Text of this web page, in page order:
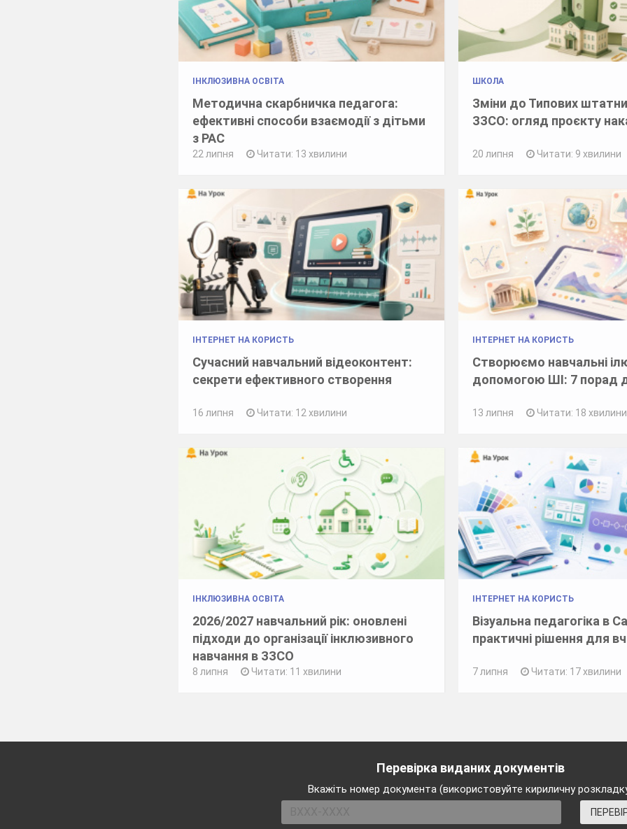
ІНКЛЮЗИВНА ОСВІТА
Методична скарбничка педагога:
ефективні способи взаємодії з дітьми
з РАС
22 липня Читати: 13 хвилини
ШКОЛА
Зміни до Типових
ЗЗСО: огляд проєкту
20 липня Читати: 9 хвилини
ІНТЕРНЕТ НА КОРИСТЬ
Сучасний навчальний відеоконтент:
секрети ефективного створення
16 липня Читати: 12 хвилини
ІНТЕРНЕТ НА КОРИСТЬ
Створюємо навчальні
допомогою ШІ: 7 порад
13 липня Читати: 18 хвилини
ІНКЛЮЗИВНА ОСВІТА
2026/2027 навчальний рік: оновлені
підходи до організації інклюзивного
навчання в ЗЗСО
8 липня Читати: 11 хвилини
ІНТЕРНЕТ НА КОРИСТЬ
Візуальна педагогіка в
практичні рішення для
7 липня Читати: 17 хвилини
Перевірка виданих документів
Вкажіть номер документа (використовуйте кириличну